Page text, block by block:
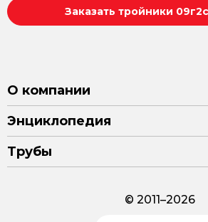
Заказать тройники
О компании
Энциклопедия
Трубы
© 2011–2026